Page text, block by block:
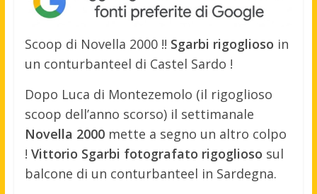
Scoop di Novella 2000 !! Sgarbi rigoglioso in
un conturbanteel di Castel Sardo !
Dopo Luca di Montezemolo (il rigoglioso
scoop dell’anno scorso) il settimanale
Novella 2000mette a segno un altro colpo
! Vittorio Sgarbi fotografato rigoglioso sul
balcone di un conturbanteel in Sardegna.